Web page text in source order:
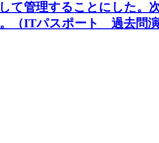
て管理することにした。
（ITパスポート 過去問演